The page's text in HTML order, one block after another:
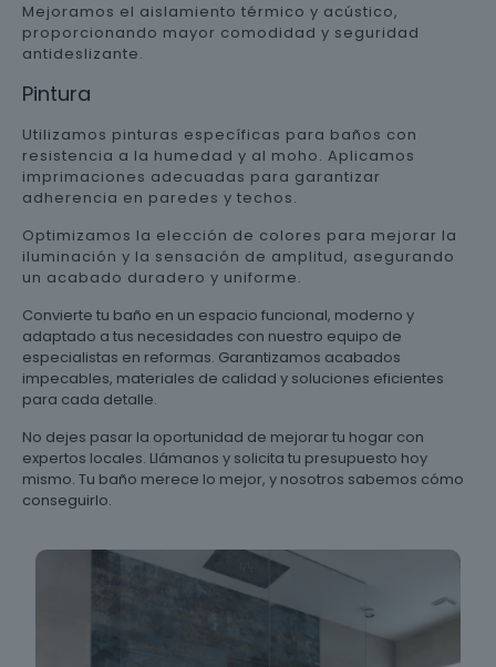
Mejoramos el aislamiento térmico y acústico,
proporcionando mayor comodidad y seguridad
antideslizante.
Pintura
Utilizamos pinturas específicas para baños con
resistencia a la humedad y al moho. Aplicamos
imprimaciones adecuadas para garantizar
adherencia en paredes y techos.
Optimizamos la elección de colores para mejorar la
iluminación y la sensación de amplitud, asegurando
un acabado duradero y uniforme.
Convierte tu baño en un espacio funcional, moderno y
adaptado a tus necesidades con nuestro equipo de
especialistas en reformas. Garantizamos acabados
impecables, materiales de calidad y soluciones eficientes
para cada detalle.
No dejes pasar la oportunidad de mejorar tu hogar con
expertos locales. Llámanos y solicita tu presupuesto hoy
mismo. Tu baño merece lo mejor, y nosotros sabemos cómo
conseguirlo.